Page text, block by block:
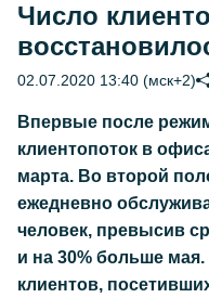
Число
02.07.2020 13:40 (мск+2)
Впервые после
клиентопоток в
марта. Во второй
ежедневно
человек, превысив
и на 30% больше
клиентов,